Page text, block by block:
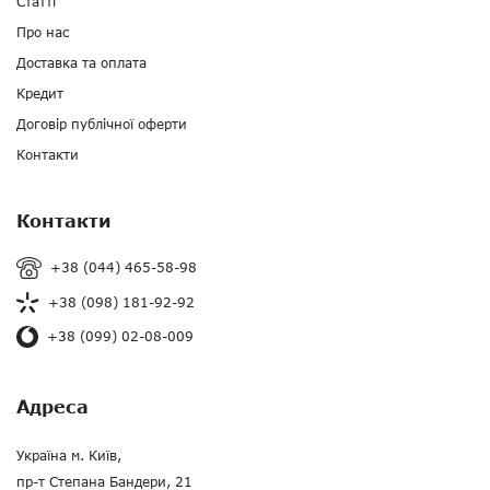
сучасні. Вони стануть не тільки незамінним засобом для
зв'язку, але і стильним аксесуаром, який вміло,
підкреслить Вашу індивідуальність.
сайт
Вашу проблему!
Про нас
Доставка та оплата
Кредит
Договір публічної оферти
Контакти
Контакти
+38 (044) 465-58-98
+38 (098) 181-92-92
+38 (099) 02-08-009
Адреса
Україна м. Київ,
пр-т Степана Бандери, 21